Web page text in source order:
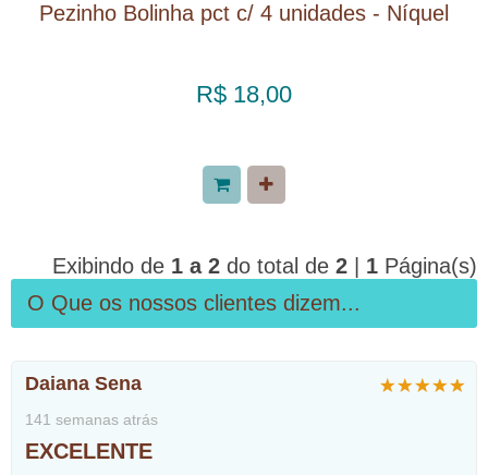
Pezinho Bolinha pct c/ 4 unidades - Níquel
R$ 18,00
Exibindo de 1 a 2 do total de 2 1 Página(s)
O Que os nossos clientes dizem...
Daiana Sena
141 semanas atrás
EXCELENTE